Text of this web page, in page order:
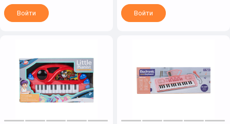
Войти Войти